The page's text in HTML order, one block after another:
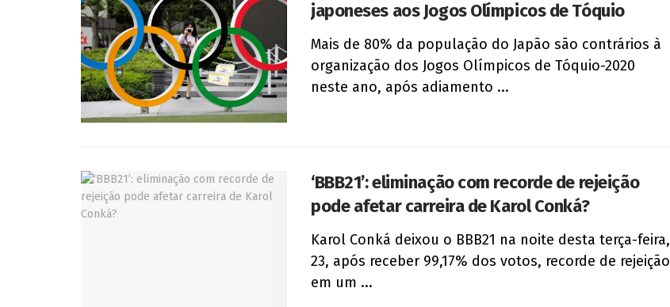
japoneses aos Jogos Olímpicos de Tóquio
Mais de 80% da população do Japão são contrários à
organização dos Jogos Olímpicos de Tóquio-2020
neste ano, após adiamento ...
‘BBB21’: eliminação com recorde de rejeição
pode afetar carreira de Karol Conká?
Karol Conká deixou o BBB21 na noite desta terça-feira,
23, após receber 99,17% dos votos, recorde de rejeição
em um ...